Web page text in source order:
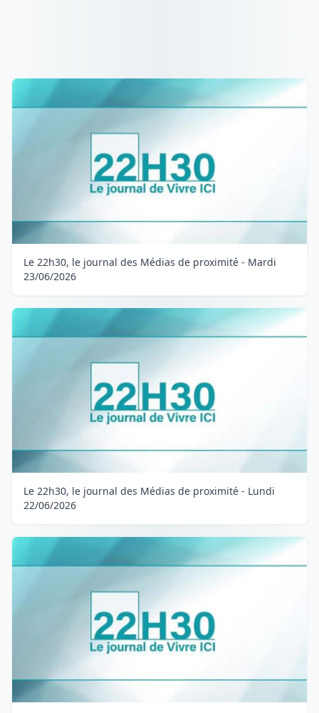
Le 22h30, le journal des Médias de proximité - Mardi
23/06/2026
Le 22h30, le journal des Médias de proximité - Lundi
22/06/2026